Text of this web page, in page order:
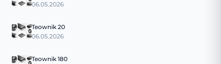
06.05.2026
Teownik 20
06.05.2026
Teownik 180